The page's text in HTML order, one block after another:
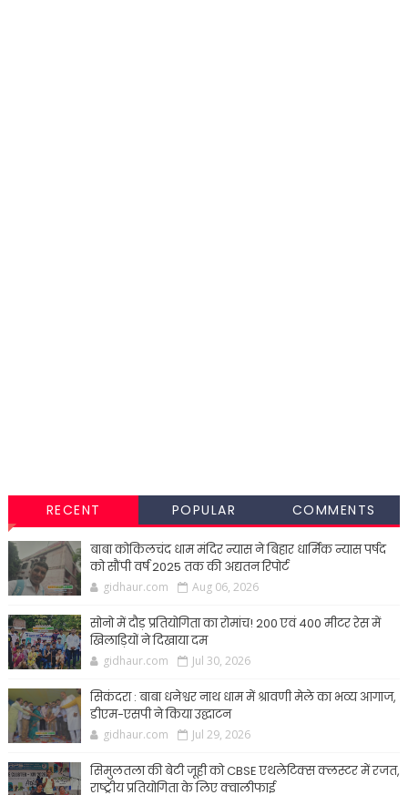
RECENT POPULAR COMMENTS
बाबा कोकिलचंद धाम मंदिर न्यास ने बिहार धार्मिक न्यास पर्षद
को सौंपी वर्ष 2025 तक की अद्यतन रिपोर्ट
gidhaur.com Aug 06, 2026
सोनो में दौड़ प्रतियोगिता का रोमांच! 200 एवं 400 मीटर रेस में
खिलाड़ियों ने दिखाया दम
gidhaur.com Jul 30, 2026
सिकंदरा : बाबा धनेश्वर नाथ धाम में श्रावणी मेले का भव्य आगाज,
डीएम-एसपी ने किया उद्घाटन
gidhaur.com Jul 29, 2026
सिमुलतला की बेटी जूही को CBSE एथलेटिक्स क्लस्टर में रजत,
राष्ट्रीय प्रतियोगिता के लिए क्वालीफाई